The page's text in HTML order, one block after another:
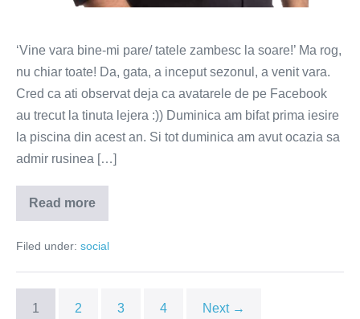
‘Vine vara bine-mi pare/ tatele zambesc la soare!’ Ma rog,
nu chiar toate! Da, gata, a inceput sezonul, a venit vara.
Cred ca ati observat deja ca avatarele de pe Facebook
au trecut la tinuta lejera :)) Duminica am bifat prima iesire
la piscina din acest an. Si tot duminica am avut ocazia sa
admir rusinea […]
Read more
Topless
la
–
sau
Filed under: social
1 2 3 4 Next →